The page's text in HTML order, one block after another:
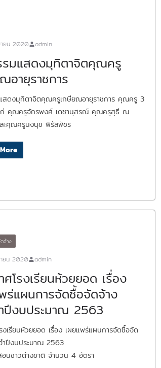
ยน 2020 admin
มแสดงมุทิตาจิตคุณครู
อายุราชการ
สดงมุทิตาจิตคุณครูเกษียณอายุราชการ คุณครู 3
ก่ คุณครูจักรพงศ์ เดชานุสรณ์ คุณครูสุธี ณ
ะคุณครูนงนุช พิรัลพัชร
จ้าง
ยน 2020 admin
ศโรงเรียนห้วยยอด เรื่อง
ร่แผนการจัดซื้อจัดจ้าง
ปีงบประมาณ 2563
งเรียนห้วยยอด เรื่อง เผยแพร่แผนการจัดซื้อจัด
ำปีงบประมาณ 2563
นชาวต่างชาติ จำนวน 4 อัตรา